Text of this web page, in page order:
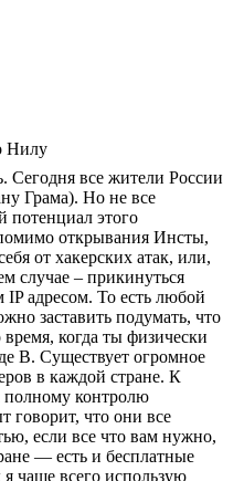
Нилу
Сегодня все жители России
Грама). Но не все
потенциал этого
открывания Инсты,
от хакерских атак, или,
случае – прикинуться
адресом. То есть любой
заставить подумать, что
когда ты физически
B. Существует огромное
в каждой стране. К
полному контролю
говорит, что они все
если все что вам нужно,
— есть и бесплатные
чаще всего использую